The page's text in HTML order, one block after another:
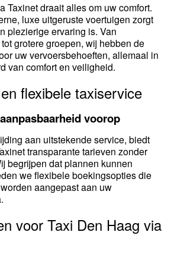
Taxinet draait alles om uw comfort.
luxe uitgeruste voertuigen zorgt
plezierige ervaring is. Van
grotere groepen, wij hebben de
uw vervoersbehoeften, allemaal in
van comfort en veiligheid.
flexibele taxiservice
voorop
aan uitstekende service, biedt
transparante tarieven zonder
begrijpen dat plannen kunnen
we flexibele boekingsopties die
aangepast aan uw
voor Taxi Den Haag via